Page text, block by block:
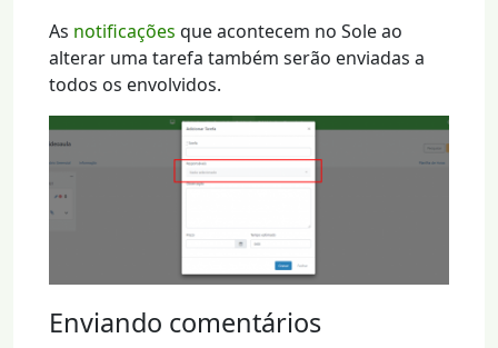
As notificações que acontecem no Sole ao
alterar uma tarefa também serão enviadas a
todos os envolvidos.
Enviando comentários